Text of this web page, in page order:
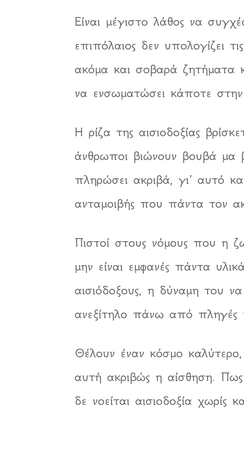
Είναι μέγιστο λάθος να
επιπόλαιος δεν υπολογίζει
ακόμα και σοβαρά ζητήματα
να ενσωματώσει κάποτε
Η ρίζα της αισιοδοξίας
άνθρωποι βιώνουν βουβά μα
πληρώσει ακριβά, γι’ αυτό
ανταμοιβής που πάντα τον
Πιστοί στους νόμους που η
μην είναι εμφανές πάντα
αισιόδοξους, η δύναμη του
ανεξίτηλο πάνω από πληγές
Θέλουν έναν κόσμο
αυτή ακριβώς η αίσθηση. Πως
δε νοείται αισιοδοξία χωρίς